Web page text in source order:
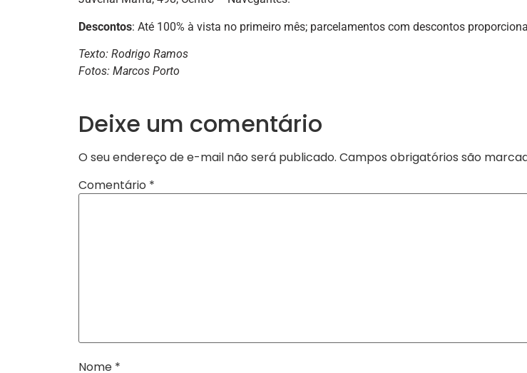
Descontos: Até 100% à vista no primeiro mês; parcelamentos com descontos
Texto: Rodrigo Ramos
Fotos: Marcos Porto
Deixe um comentário
O seu endereço de e-mail não será publicado. Campos obrigatórios são
Comentário *
Nome *